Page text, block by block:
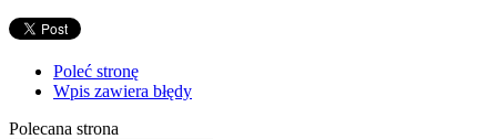
Poleć stronę
Wpis zawiera błędy
Polecana strona